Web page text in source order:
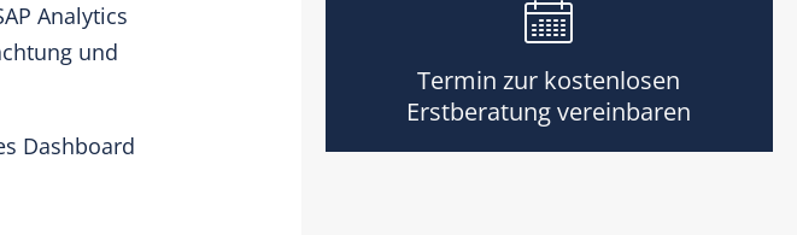
Analytics
und
Dashboard
Termin zur kostenlosen
Erstberatung vereinbaren